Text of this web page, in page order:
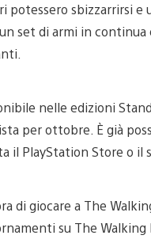
potessero sbizzarrirsi
set di armi in
nelle edizioni
per ottobre. È già
il PlayStation Store o il
di giocare a The
su The Walking